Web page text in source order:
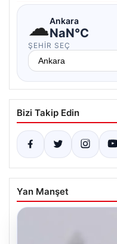
☁Ankara
NaN°C
ŞEHIR SEÇ
Bizi Takip Edin
Yan Manşet